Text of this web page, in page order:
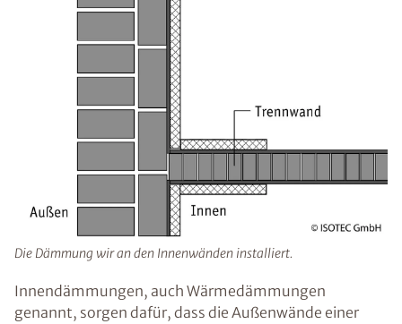
Die Dämmung wir an den Innenwänden installiert.
Innendämmungen, auch Wärmedämmungen
genannt, sorgen dafür, dass die Außenwände einer